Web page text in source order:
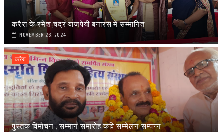
करैरा के रमेश चंद्र वाजपेयी बनारस में सम्मानित
NOVEMBER 26, 2024
करैरा
पुस्तक विमोचन , सम्मान समारोह कवि सम्मेलन सम्पन्न